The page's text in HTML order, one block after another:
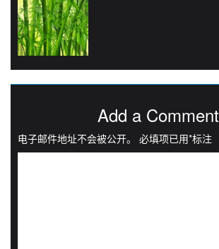
Add a Comment
电子邮件地址不会被公开。 必填项已用*标注